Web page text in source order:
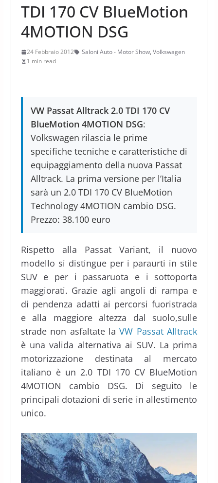
TDI 170 CV BlueMotion
4MOTION DSG
24 Febbraio 2012 Saloni Auto - Motor Show, Volkswagen
1 min read
VW Passat Alltrack 2.0 TDI 170 CV
BlueMotion 4MOTION DSG:
Volkswagen rilascia le prime
specifiche tecniche e caratteristiche di
equipaggiamento della nuova Passat
Alltrack. La prima versione per l’Italia
sarà un 2.0 TDI 170 CV BlueMotion
Technology 4MOTION cambio DSG.
Prezzo: 38.100 euro
Rispetto alla Passat Variant, il nuovo
modello si distingue per i paraurti in stile
SUV e per i passaruota e i sottoporta
maggiorati. Grazie agli angoli di rampa e
di pendenza adatti ai percorsi fuoristrada
e alla maggiore altezza dal suolo,sulle
strade non asfaltate laVW Passat Alltrack
è una valida alternativa ai SUV. La prima
motorizzazione destinata al mercato
italiano è un 2.0 TDI 170 CV BlueMotion
4MOTION cambio DSG. Di seguito le
principali dotazioni di serie in allestimento
unico.